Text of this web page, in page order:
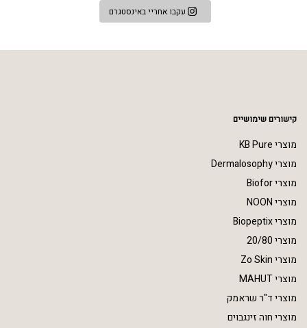
עקבו אחריי באינסטגרם
קישורים שימושיים
מוצרי KB Pure
מוצרי Dermalosophy
מוצרי Biofor
מוצרי NOON
מוצרי Biopeptix
מוצרי 20/80
מוצרי Zo Skin
מוצרי MAHUT
מוצרי ד"ר שראמק
מוצרי חוה זינגבוים